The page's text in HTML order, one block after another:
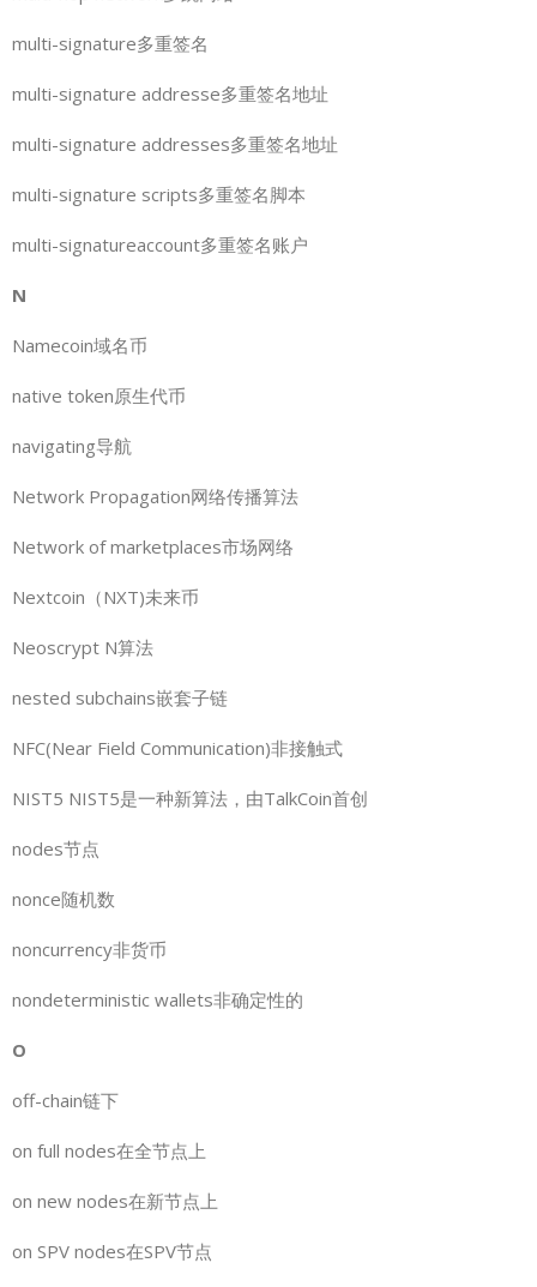
multi-signature多重签名
multi-signature addresse多重签名地址
multi-signature addresses多重签名地址
multi-signature scripts多重签名脚本
multi-signatureaccount多重签名账户
N
Namecoin域名币
native token原生代币
navigating导航
Network Propagation网络传播算法
Network of marketplaces市场网络
Nextcoin（NXT)未来币
Neoscrypt N算法
nested subchains嵌套子链
NFC(Near Field Communication)非接触式
NIST5 NIST5是一种新算法，由TalkCoin首创
nodes节点
nonce随机数
noncurrency非货币
nondeterministic wallets非确定性的
O
off-chain链下
on full nodes在全节点上
on new nodes在新节点上
on SPV nodes在SPV节点